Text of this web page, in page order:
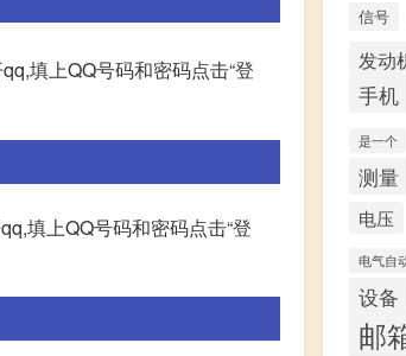
填上QQ号码和密码点击“登
填上QQ号码和密码点击“登
信号
发动
手机
是一个
测量
电压
电气自
设备
邮